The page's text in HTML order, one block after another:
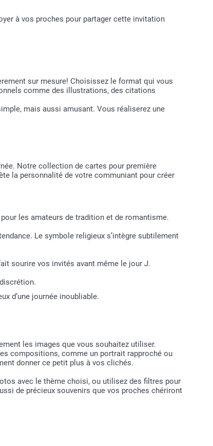
à vos proches pour partager cette invitation
sur mesure! Choisissez le format qui vous
comme des illustrations, des citations
mais aussi amusant. Vous réaliserez une
Notre collection de cartes pour première
la personnalité de votre communiant pour créer
les amateurs de tradition et de romantisme.
Le symbole religieux s’intègre subtilement
sourire vos invités avant même le jour J.
d’une journée inoubliable.
les images que vous souhaitez utiliser.
compositions, comme un portrait rapproché ou
donner ce petit plus à vos clichés.
avec le thème choisi, ou utilisez des filtres pour
de précieux souvenirs que vos proches chériront